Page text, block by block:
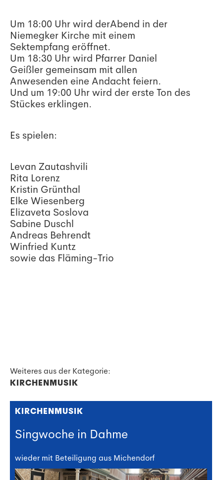
Um 18:00 Uhr wird derAbend in der
Niemegker Kirche mit einem
Sektempfang eröffnet.
Um 18:30 Uhr wird Pfarrer Daniel
Geißler gemeinsam mit allen
Anwesenden eine Andacht feiern.
Und um 19:00 Uhr wird der erste Ton des
Stückes erklingen.
Es spielen:
Levan Zautashvili
Rita Lorenz
Kristin Grünthal
Elke Wiesenberg
Elizaveta Soslova
Sabine Duschl
Andreas Behrendt
Winfried Kuntz
sowie das Fläming-Trio
Weiteres aus der Kategorie:
KIRCHENMUSIK
KIRCHENMUSIK
Singwoche in Dahme
wieder mit Beteiligung aus Michendorf